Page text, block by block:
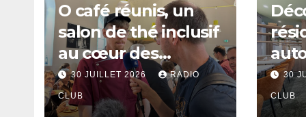
O café réunis, un
salon de thé inclusif
au cœur des
thermes de Saint-
Amand-les-Eaux
30 JUILLET 2026 RADIO
CLUB
à 30
CLUB